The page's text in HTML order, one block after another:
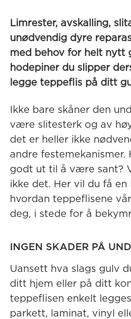
Limrester, avskalling,
unødvendig dyre
med behov for helt nytt
hodepiner du slipper
legge teppeflis på ditt
Ikke bare skåner den
være slitesterk og av
det er heller ikke
andre festemekanismer.
godt ut til å være sant?
ikke det. Her vil du få en
hvordan teppeflisene
deg, i stede for å
INGEN SKADER PÅ
Uansett hva slags gulv
ditt hjem eller på ditt
teppeflisen enkelt
parkett, laminat, vinyl